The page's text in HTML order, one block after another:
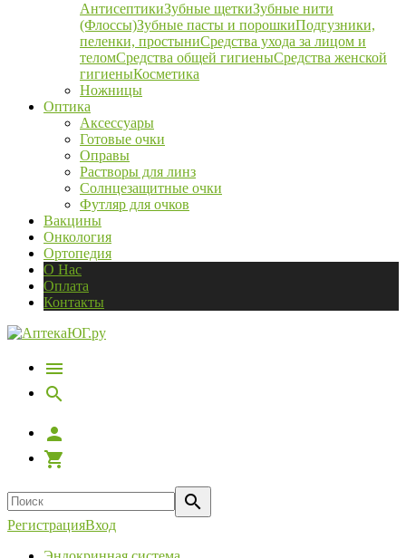
АнтисептикиЗубные щеткиЗубные нити
(Флоссы)Зубные пасты и порошкиПодгузники,
пеленки, простыниСредства ухода за лицом и
теломСредства общей гигиеныСредства женской
гигиеныКосметика
Ножницы
Оптика
Аксессуары
Готовые очки
Оправы
Растворы для линз
Солнцезащитные очки
Футляр для очков
Вакцины
Онкология
Ортопедия
О Нас
Оплата
Контакты
РегистрацияВход